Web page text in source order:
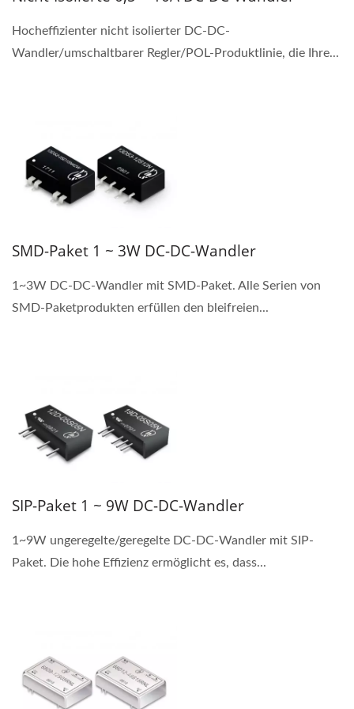
Hocheffizienter nicht isolierter DC-DC-
Wandler/umschaltbarer Regler/POL-Produktlinie, die Ihre...
SMD-Paket 1 ~ 3W DC-DC-Wandler
1~3W DC-DC-Wandler mit SMD-Paket. Alle Serien von
SMD-Paketprodukten erfüllen den bleifreien...
SIP-Paket 1 ~ 9W DC-DC-Wandler
1~9W ungeregelte/geregelte DC-DC-Wandler mit SIP-
Paket. Die hohe Effizienz ermöglicht es, dass...